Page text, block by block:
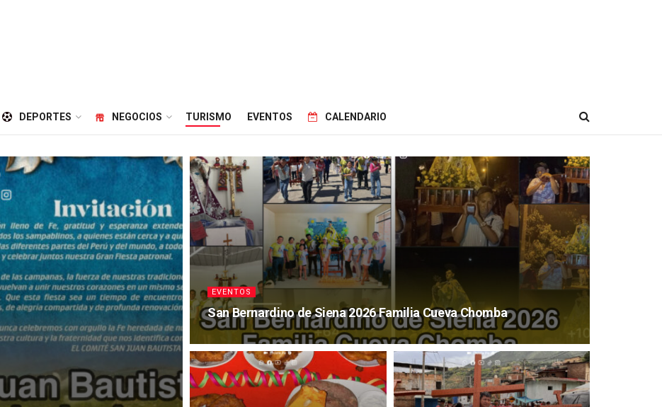
DEPORTES NEGOCIOS TURISMO EVENTOS CALENDARIO
EVENTOS
San Bernardino de Siena 2026 Familia Cueva Chomba